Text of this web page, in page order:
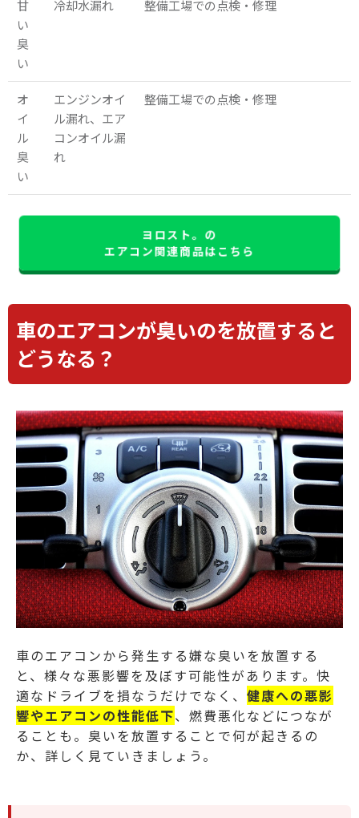
甘
い
臭
い
冷却水漏れ 整備工場での点検・修理
オ
イ
ル
臭
い
エンジンオイ
ル漏れ、エア
コンオイル漏
れ
整備工場での点検・修理
ヨロスト。の
エアコン関連商品はこちら
車のエアコンが臭いのを放置すると
どうなる？
車のエアコンから発生する嫌な臭いを放置する
と、様々な悪影響を及ぼす可能性があります。快
適なドライブを損なうだけでなく、 健康への悪影
響やエアコンの性能低下、燃費悪化などにつなが
ることも。臭いを放置することで何が起きるの
か、詳しく見ていきましょう。